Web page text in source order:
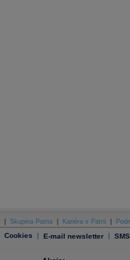
Skupina Patria Kariéra v Patrii
Cookies | E-mail newsletter |